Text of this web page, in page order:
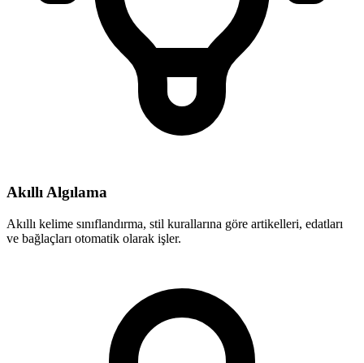
Akıllı Algılama
Akıllı kelime sınıflandırma, stil kurallarına göre artikelleri, edatları
ve bağlaçları otomatik olarak işler.